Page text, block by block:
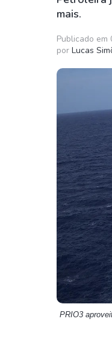
Ações
Taesa
Itausa
Klabin
Petrobrás
Ver todos
mais.
Publicado em
por Lucas
PRIO3